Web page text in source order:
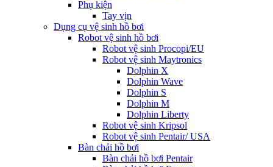
Phụ kiện
Tay vịn
Dụng cụ vệ sinh hồ bơi
Robot vệ sinh hồ bơi
Robot vệ sinh Procopi/EU
Robot vệ sinh Maytronics
Dolphin X
Dolphin Wave
Dolphin S
Dolphin M
Dolphin Liberty
Robot vệ sinh Kripsol
Robot vệ sinh Pentair/ USA
Bàn chải hồ bơi
Bàn chải hồ bơi Pentair